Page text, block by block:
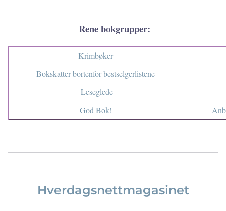
Rene bokgrupper:
Krimbøker
Bokskatter bortenfor bestselgerlistene
Leseglede
God Bok!
Hverdagsnettmagasinet